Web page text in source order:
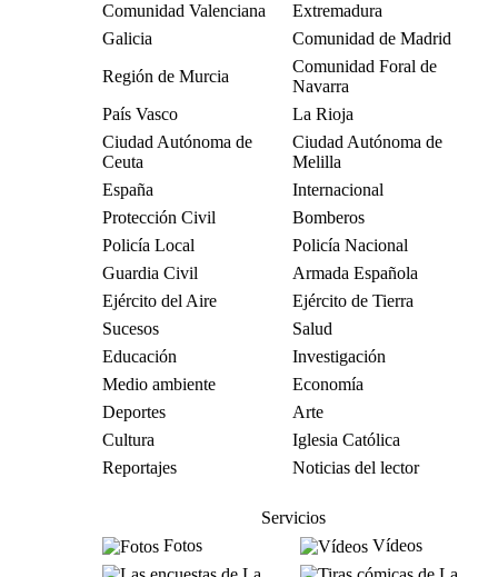
Comunidad Valenciana
Extremadura
Galicia
Comunidad de Madrid
Región de Murcia
Comunidad Foral de
Navarra
País Vasco
La Rioja
Ciudad Autónoma de
Ceuta
Ciudad Autónoma de
Melilla
España
Internacional
Protección Civil
Bomberos
Policía Local
Policía Nacional
Guardia Civil
Armada Española
Ejército del Aire
Ejército de Tierra
Sucesos
Salud
Educación
Investigación
Medio ambiente
Economía
Deportes
Arte
Cultura
Iglesia Católica
Reportajes
Noticias del lector
Servicios
Fotos
Vídeos